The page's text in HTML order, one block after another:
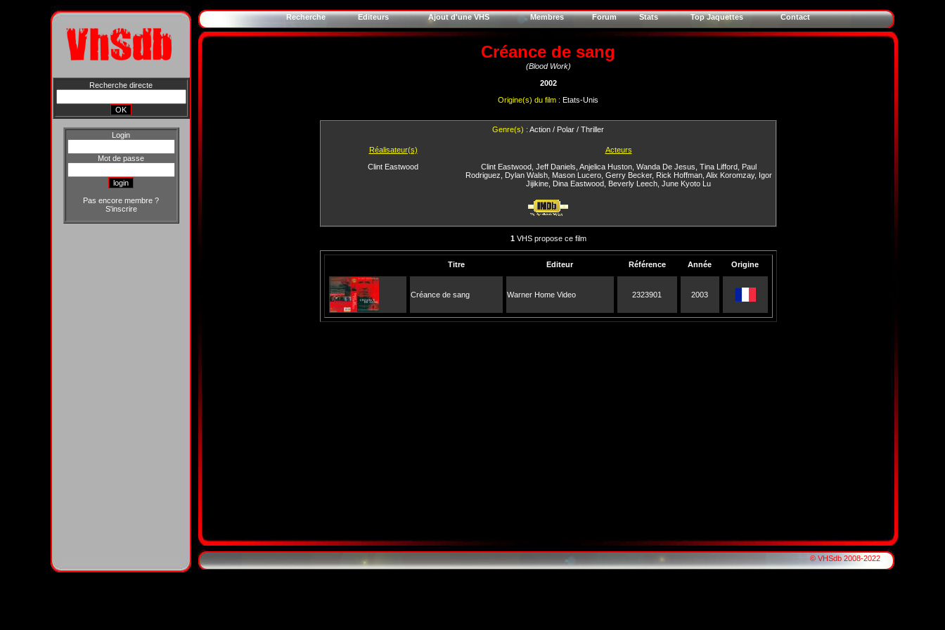
Recherche directe
Login
Mot de passe
Pas encore membre ?
S'inscrire
Recherche Editeurs Ajout d'une VHS Membres Forum Stats Top Jaquettes Contact
Créance de sang
(Blood Work)
2002
Origine(s) du film : Etats-Unis
Genre(s) : Action / Polar / Thriller
Réalisateur(s)
Clint Eastwood
Acteurs
Clint Eastwood, Jeff Daniels Anjelica Huston, Wanda De Jesus Tina Lifford, Paul
Rodriguez
Dylan Walsh, Mason Lucero, Gerry Becker, Rick Hoffman, Alix Koromzay, Igor
Jijikine Dina Eastwood Beverly Leech June Kyoto Lu
1VHS propose ce film
Titre Editeur Référence Année Origine
Créance de sang Warner Home Video 2323901 2003
© VHSdb 2008-2022